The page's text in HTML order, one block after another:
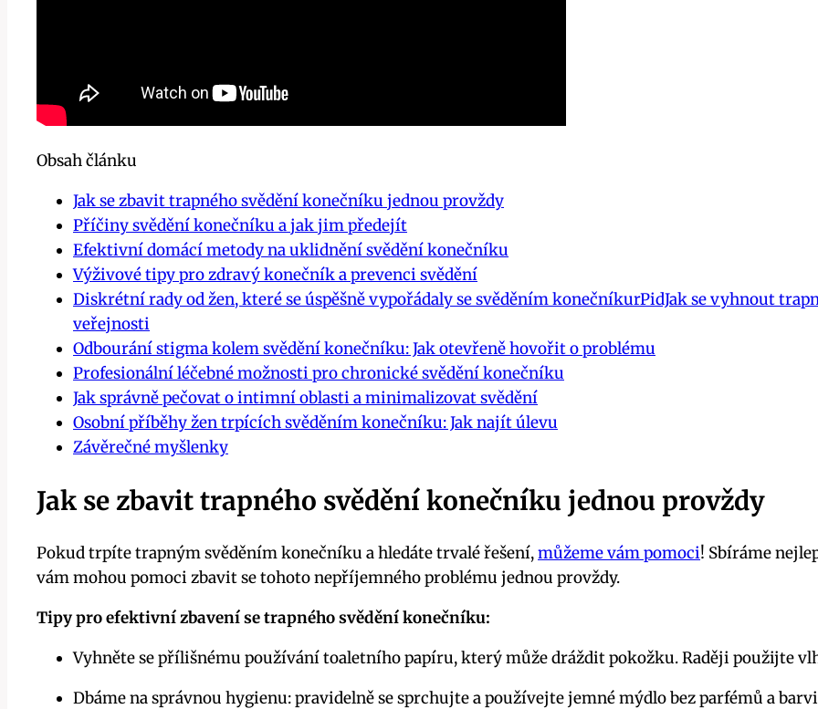
Obsah článku
Jak se⁢ zbavit ⁣trapného svědění konečníku⁣ jednou⁣ provždy
Příčiny svědění konečníku a jak jim předejít
Efektivní domácí metody​ na uklidnění svědění⁣ konečníku
Výživové ​tipy pro zdravý konečník‍ a prevenci svědění
Diskrétní rady od žen, které se úspěšně vypořádaly se svěděním konečníkurPidJak se vyhnout
veřejnosti
Odbourání stigma kolem svědění konečníku: Jak otevřeně hovořit o problému
Profesionální ⁤léčebné možnosti‌ pro chronické svědění konečníku
Jak správně pečovat o intimní oblasti a‌ minimalizovat svědění
Osobní příběhy žen trpících svěděním⁢ konečníku: Jak najít úlevu
Závěrečné myšlenky
Jak se⁢ zbavit ⁣trapného svědění konečníku⁣ jednou⁣ provždy
Pokud⁤ trpíte trapným⁤ svěděním ⁤konečníku a hledáte trvalé⁢ řešení,můžeme vám pomoci! Sbíráme
vám mohou pomoci zbavit se tohoto‍ nepříjemného ‍problému jednou provždy.
Tipy pro efektivní zbavení se trapného svědění konečníku:
Vyhněte se přílišnému používání toaletního papíru, který může dráždit pokožku. Raději použijte
Dbáme na​ správnou hygienu: pravidelně se sprchujte a používejte⁣ jemné mýdlo bez parfémů a⁤